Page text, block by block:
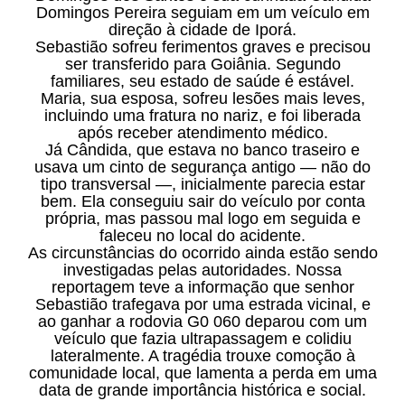
Domingos Pereira seguiam em um veículo em
direção à cidade de Iporá.
Sebastião sofreu ferimentos graves e precisou
ser transferido para Goiânia. Segundo
familiares, seu estado de saúde é estável.
Maria, sua esposa, sofreu lesões mais leves,
incluindo uma fratura no nariz, e foi liberada
após receber atendimento médico.
Já Cândida, que estava no banco traseiro e
usava um cinto de segurança antigo — não do
tipo transversal —, inicialmente parecia estar
bem. Ela conseguiu sair do veículo por conta
própria, mas passou mal logo em seguida e
faleceu no local do acidente.
As circunstâncias do ocorrido ainda estão sendo
investigadas pelas autoridades. Nossa
reportagem teve a informação que senhor
Sebastião trafegava por uma estrada vicinal, e
ao ganhar a rodovia G0 060 deparou com um
veículo que fazia ultrapassagem e colidiu
lateralmente. A tragédia trouxe comoção à
comunidade local, que lamenta a perda em uma
data de grande importância histórica e social.